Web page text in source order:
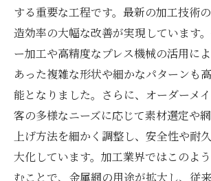
する重要な工程です。最新の加工技術
造効率の大幅な改善が実現しています
ー加工や高精度なプレス機械の活用に
あった複雑な形状や細かなパターンも
能となりました。さらに、オーダーメ
客の多様なニーズに応じて素材選定や
上げ方法を細かく調整し、安全性や耐
大化しています。加工業界ではこのよ
むことで、金属網の用途が拡大し、従